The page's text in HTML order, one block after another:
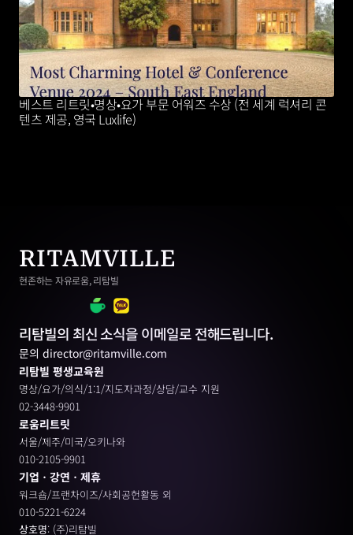
베스트 리트릿•명상•요가 부문 어워즈 수상 (전 세계 럭셔리 콘
텐츠 제공, 영국 Luxlife)
RITAMVILLE
현존하는 자유로움, 리탐빌
리탐빌의 최신 소식을 이메일로 전해드립니다.
문의 director@ritamville.com
리탐빌 평생교육원
명상/요가/의식/1:1/지도자과정/상담/교수 지원
02-3448-9901
로움리트릿
서울/제주/미국/오키나와
010-2105-9901
기업ㆍ강연ㆍ제휴
워크숍/프랜차이즈/사회공헌활동 외
010-5221-6224
상호명: (주)리탐빌